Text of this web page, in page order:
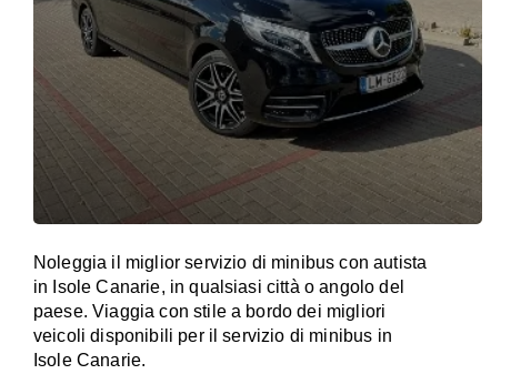
Noleggia il miglior servizio di minibus con autista
in Isole Canarie, in qualsiasi città o angolo del
paese. Viaggia con stile a bordo dei migliori
veicoli disponibili per il servizio di minibus in
Isole Canarie.